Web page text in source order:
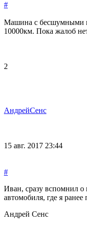
#
Машина с бесшумными
10000км. Пока жалоб
2
АндрейСенс
15 авг. 2017 23:44
#
Иван, сразу вспомнил о
автомобиля, где я
Андрей Сенс